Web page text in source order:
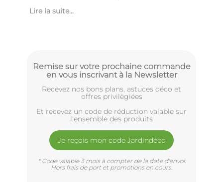
Lire la suite...
Remise sur votre prochaine commande
en vous inscrivant à la Newsletter
Recevez nos bons plans, astuces déco et
offres privilègiées
Et recevez un code de réduction valable sur
l'ensemble des produits
Je reçois mon code Jardindéco
* Code valable 3 mois à compter de la date d'envoi.
Hors frais de port et promotions en cours.